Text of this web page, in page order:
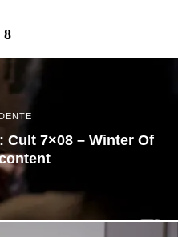
8
7×08 – Winter Of